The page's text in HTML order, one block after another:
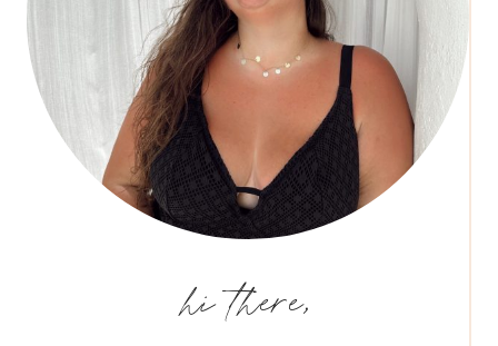
hi there,